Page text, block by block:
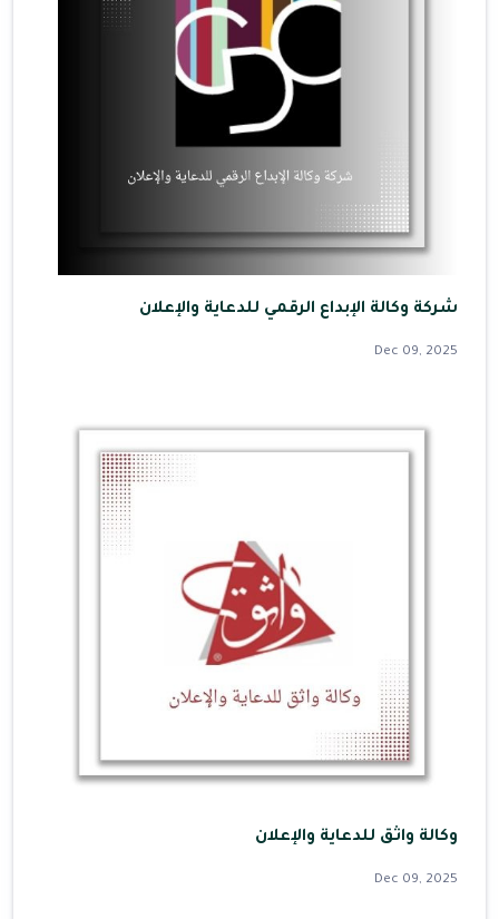
شركة وكالة الإبداع الرقمي للدعاية والإعلان
Dec 09, 2025
وكالة واثق للدعاية والإعلان
Dec 09, 2025